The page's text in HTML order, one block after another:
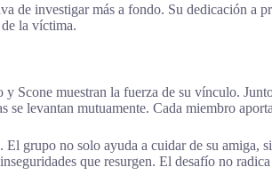
de investigar más a fondo. Su dedicación
la víctima.
muestran la fuerza de su vínculo.
levantan mutuamente. Cada miembro
grupo no solo ayuda a cuidar de su amiga,
que resurgen. El desafío no